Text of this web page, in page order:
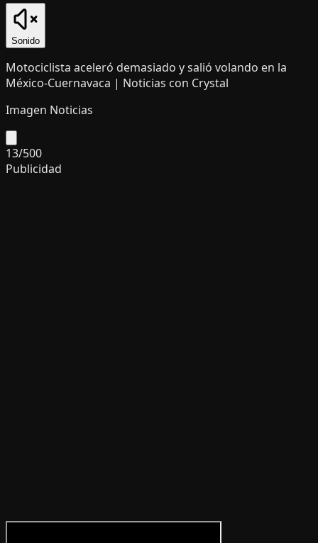
Sonido
Motociclista aceleró demasiado y salió volando en la
México-Cuernavaca | Noticias con Crystal
Imagen Noticias
13/500
Publicidad